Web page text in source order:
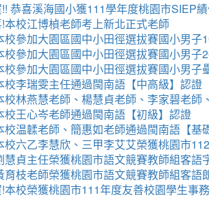
恭喜溪海國小獲111學年度桃園市SIEP
本校江博楨老師考上新北正式老師
校參加大園區國中小田徑選拔賽國小男子
校參加大園區國中小田徑選拔賽國小男
校參加大園區國中小田徑選拔賽國小男子
校李瑞雯主任通過閩南語【中高級】認證
校林燕慧老師、楊慧貞老師、李家碧老
校王心岑老師通過閩南語【初級】認證
校温韖老師、簡惠如老師通過閩南語【基
校六乙李慧欣、三甲李艾艾榮獲桃園市
慧貞主任榮獲桃園市語文競賽教師組客語
育枝老師榮獲桃園市語文競賽教師組客語
本校榮獲桃園市111年度友善校園學生事